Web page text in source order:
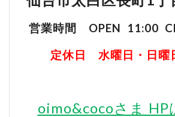
営業時間 OPEN 11:00
定休日 水曜日・日曜
oimo&cocoさま HP